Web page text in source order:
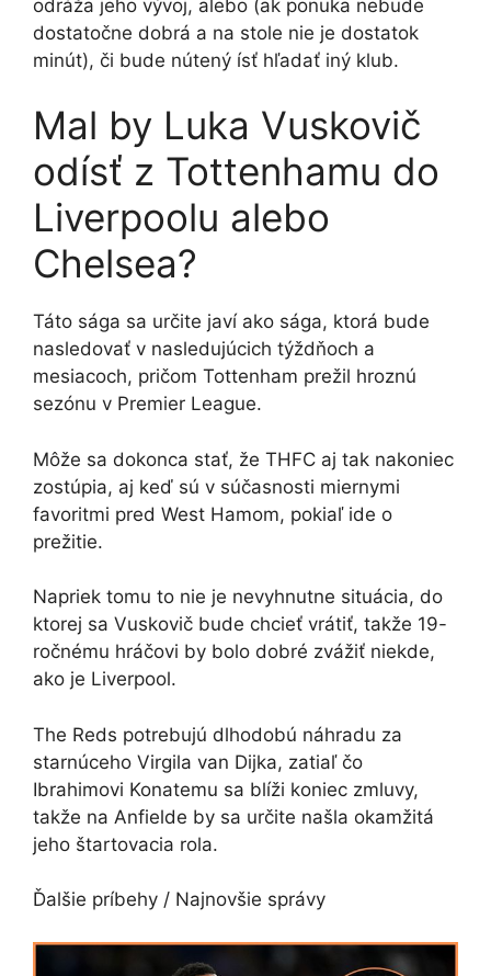
odráža jeho vývoj, alebo (ak ponuka nebude
dostatočne dobrá a na stole nie je dostatok
minút), či bude nútený ísť hľadať iný klub.
Mal by Luka Vuskovič
odísť z Tottenhamu do
Liverpoolu alebo
Chelsea?
Táto sága sa určite javí ako sága, ktorá bude
nasledovať v nasledujúcich týždňoch a
mesiacoch, pričom Tottenham prežil hroznú
sezónu v Premier League.
Môže sa dokonca stať, že THFC aj tak nakoniec
zostúpia, aj keď sú v súčasnosti miernymi
favoritmi pred West Hamom, pokiaľ ide o
prežitie.
Napriek tomu to nie je nevyhnutne situácia, do
ktorej sa Vuskovič bude chcieť vrátiť, takže 19-
ročnému hráčovi by bolo dobré zvážiť niekde,
ako je Liverpool.
The Reds potrebujú dlhodobú náhradu za
starnúceho Virgila van Dijka, zatiaľ čo
Ibrahimovi Konatemu sa blíži koniec zmluvy,
takže na Anfielde by sa určite našla okamžitá
jeho štartovacia rola.
Ďalšie príbehy / Najnovšie správy